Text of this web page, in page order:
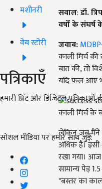
मशीनरी
वेब स्टोरी
पत्रिकाएँ
हमारी प्रिंट और डिजिटल
सोशल मीडिया पर हमारे साथ जुड़ें:
सवाल:डॉ.
वर्षों के संघर्ष
जवाब:
काली मिर्च
बात की, तो
यदि फल आए
काली मिर्च के
लेकिन जब मैंने
अधिक है।
रखा गया। आज
सामान्य पेड़
"बस्तर का